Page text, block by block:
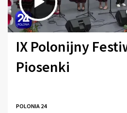
IX Polonijny
Piosenki
POLONIA 24